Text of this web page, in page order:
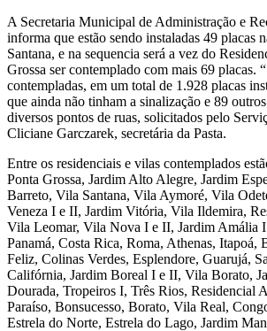
A Secretaria Municipal de Administração e
informa que estão sendo instaladas 49 placas
Santana, e na sequencia será a vez do
Grossa ser contemplado com mais 69 placas.
contempladas, em um total de 1.928 placas
que ainda não tinham a sinalização e 89
diversos pontos de ruas, solicitados pelo
Cliciane Garczarek, secretária da Pasta.
Entre os residenciais e vilas contemplados
Ponta Grossa, Jardim Alto Alegre, Jardim
Barreto, Vila Santana, Vila Aymoré, Vila
Veneza I e II, Jardim Vitória, Vila Ildemira,
Vila Leomar, Vila Nova I e II, Jardim Amália
Panamá, Costa Rica, Roma, Athenas, Itapoá,
Feliz, Colinas Verdes, Esplendore, Guarujá,
Califórnia, Jardim Boreal I e II, Vila Borato,
Dourada, Tropeiros I, Três Rios, Residencial
Paraíso, Bonsucesso, Borato, Vila Real,
Estrela do Norte, Estrela do Lago, Jardim